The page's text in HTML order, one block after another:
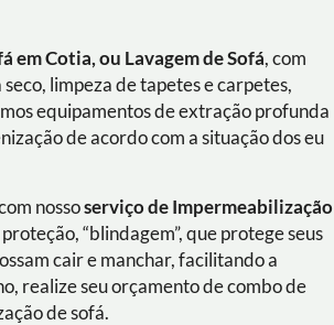
em Cotia, ou Lavagem de Sofá, com
limpeza de tapetes e carpetes,
equipamentos de extração profunda
de acordo com a situação dos eu
nossoserviço de Impermeabilização
“blindagem”, que protege seus
cair e manchar, facilitando a
realize seu orçamento de combo de
de sofá.